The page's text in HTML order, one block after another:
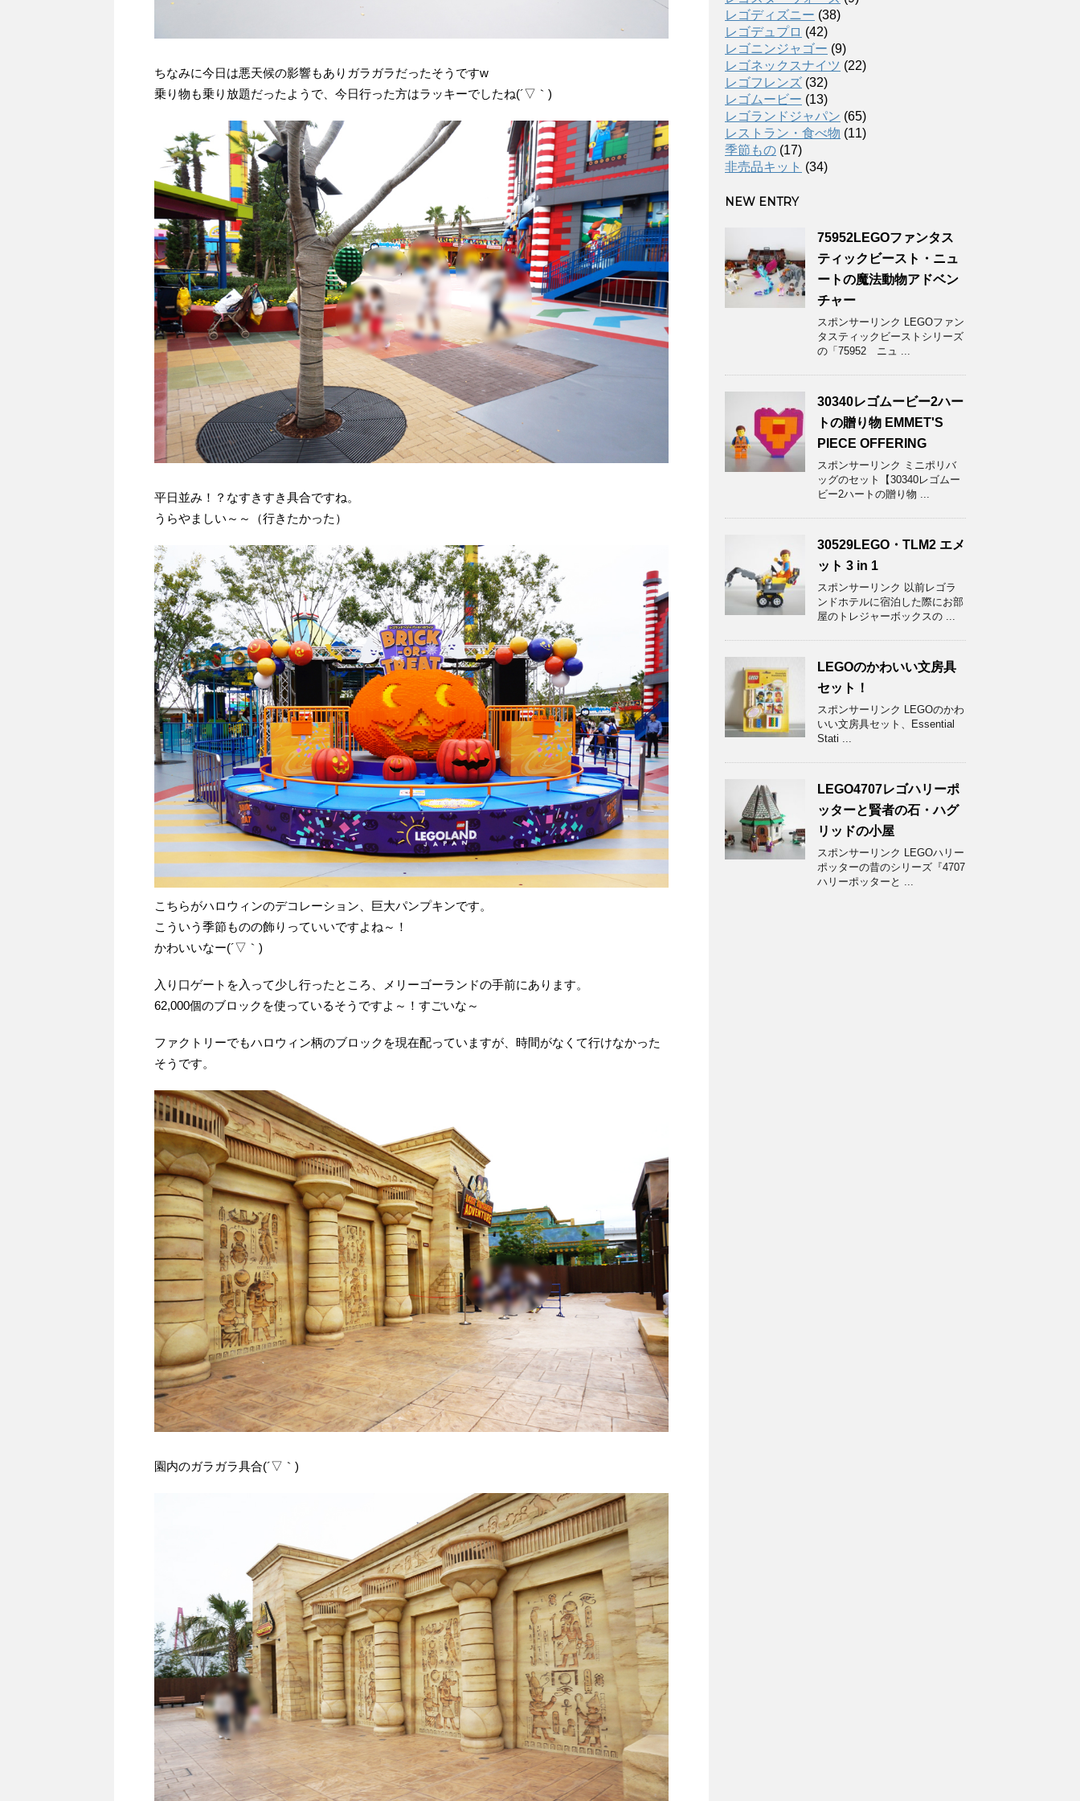
ちなみに今日は悪天候の影響もありガラガラだったそうですw
乗り物も乗り放題だったようで、今日行った方はラッキーでしたね(´▽｀)
平日並み！？なすきすき具合ですね。
うらやましい～～（行きたかった）
こちらがハロウィンのデコレーション、巨大パンプキンです。
こういう季節ものの飾りっていいですよね～！
かわいいなー(´▽｀)
入り口ゲートを入って少し行ったところ、メリーゴーランドの手前にあります。
62,000個のブロックを使っているそうですよ～！すごいな～
ファクトリーでもハロウィン柄のブロックを現在配っていますが、時間がなくて行けなかった
そうです。
園内のガラガラ具合(´▽｀)
レゴディズニー (38)
レゴデュプロ (42)
レゴニンジャゴー (9)
レゴネックスナイツ (22)
レゴフレンズ (32)
レゴムービー (13)
レゴランドジャパン (65)
レストラン・食べ物 (11)
季節もの (17)
非売品キット (34)
NEW ENTRY
75952LEGOファンタス
ティックビースト・ニュ
ートの魔法動物アドベン
チャー
スポンサーリンク LEGOファン
タスティックビーストシリーズ
の「75952 ニュ ...
30340レゴムービー2ハー
トの贈り物 EMMET'S
PIECE OFFERING
スポンサーリンク ミニポリバ
ッグのセット【30340レゴムー
ビー2ハートの贈り物 ...
30529LEGO・TLM2 エメ
ット 3 in 1
スポンサーリンク 以前レゴラ
ンドホテルに宿泊した際にお部
屋のトレジャーボックスの ...
LEGOのかわいい文房具
セット！
スポンサーリンク LEGOのかわ
いい文房具セット、Essential
Stati ...
LEGO4707レゴハリーポ
ッターと賢者の石・ハグ
リッドの小屋
スポンサーリンク LEGOハリー
ポッターの昔のシリーズ『4707
ハリーポッターと ...